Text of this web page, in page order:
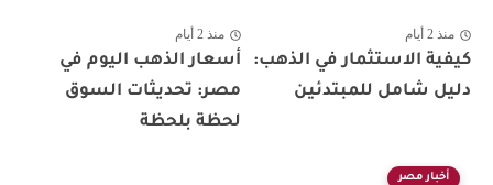
منذ 2 أيام
كيفية الاستثمار في الذهب:
دليل شامل للمبتدئين
منذ 2 أيام
أسعار الذهب اليوم في
مصر: تحديثات السوق
لحظة بلحظة
أخبار مصر